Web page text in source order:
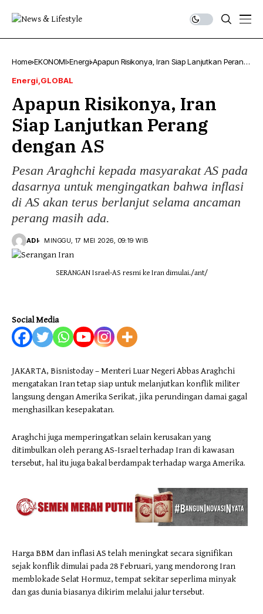
Home EKONOMI Energi Apapun Risikonya, Iran Siap Lanjutkan Perang
Energi GLOBAL
Apapun Risikonya, Iran
Siap Lanjutkan Perang
dengan AS
Pesan Araghchi kepada masyarakat AS pada
dasarnya untuk mengingatkan bahwa inflasi
di AS akan terus berlanjut selama ancaman
perang masih ada.
ADI MINGGU, 17 MEI 2026, 09:19 WIB
SERANGAN Israel-AS resmi ke Iran dimulai./ant/
Social Media
JAKARTA, Bisnistoday – Menteri Luar Negeri Abbas Araghchi
mengatakan Iran tetap siap untuk melanjutkan konflik militer
langsung dengan Amerika Serikat, jika perundingan damai gagal
menghasilkan kesepakatan.
Araghchi juga memperingatkan selain kerusakan yang
ditimbulkan oleh perang AS-Israel terhadap Iran di kawasan
tersebut, hal itu juga bakal berdampak terhadap warga Amerika.
Harga BBM dan inflasi AS telah meningkat secara signifikan
sejak konflik dimulai pada 28 Februari, yang mendorong Iran
memblokade Selat Hormuz, tempat sekitar seperlima minyak
dan gas dunia biasanya dikirim melalui jalur tersebut.